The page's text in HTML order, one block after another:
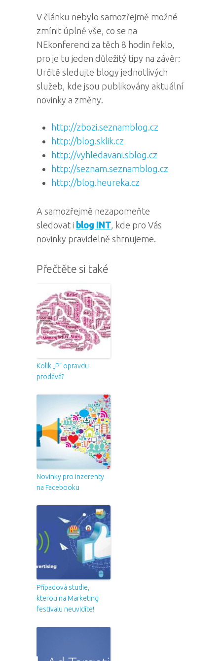
V článku nebylo samozřejmě možné
zmínit úplně vše, co se na
NEkonferenci za těch 8 hodin řeklo,
pro je tu jeden důležitý tipy na závěr:
Určitě sledujte blogy jednotlivých
služeb, kde jsou publikovány aktuální
novinky a změny.
http://zbozi.seznamblog.cz
http://blog.sklik.cz
http://vyhledavani.sblog.cz
http://seznam.seznamblog.cz
http://blog.heureka.cz
A samozřejmě nezapomeňte
sledovat i blog INT, kde pro Vás
novinky pravidelně shrnujeme.
Přečtěte si také
Kolik „P“ opravdu
prodává?
Novinky pro inzerenty
na Facebooku
Případová studie,
kterou na Marketing
festivalu neuvidíte!